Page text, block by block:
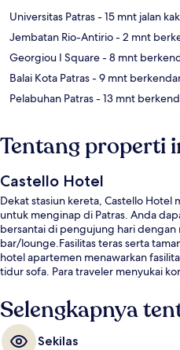
Universitas Patras- 15 mnt jalan
Jembatan Rio-Antirio- 2 mnt
Georgiou I Square- 8 mnt
Balai Kota Patras- 9 mnt
Pelabuhan Patras- 13 mnt
Tentang properti
Castello Hotel
Dekat stasiun kereta, Castello Hotel
untuk menginap di Patras. Anda
bersantai di pengujung hari dengan
bar/lounge.Fasilitas teras serta
hotel apartemen menawarkan
tidur sofa. Para traveler menyukai
Selengkapnya
Sekilas